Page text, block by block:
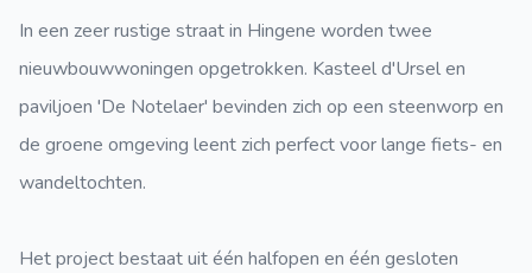
In een zeer rustige straat in Hingene worden twee
nieuwbouwwoningen opgetrokken. Kasteel d'Ursel en
paviljoen 'De Notelaer' bevinden zich op een steenworp en
de groene omgeving leent zich perfect voor lange fiets- en
wandeltochten.
Het project bestaat uit één halfopen en één gesloten